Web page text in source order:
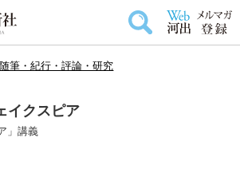
随筆・紀行・評論・研究
イクスピア
」講義